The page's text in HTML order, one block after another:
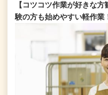
【コツコツ作業が好きな
験の方も始めやすい軽作業